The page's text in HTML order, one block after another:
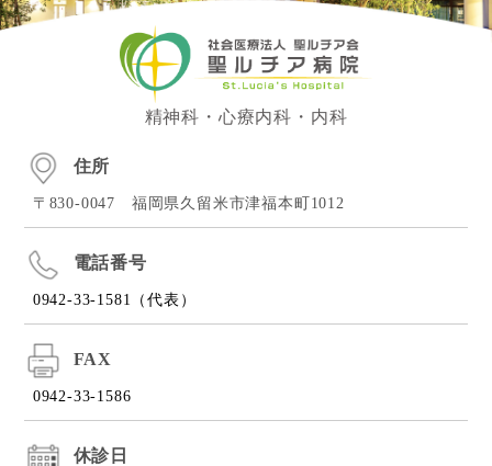
精神科・心療内科・内科
住所
〒830-0047 福岡県久留米市津福本町1012
電話番号
0942-33-1581（代表）
FAX
0942-33-1586
休診日